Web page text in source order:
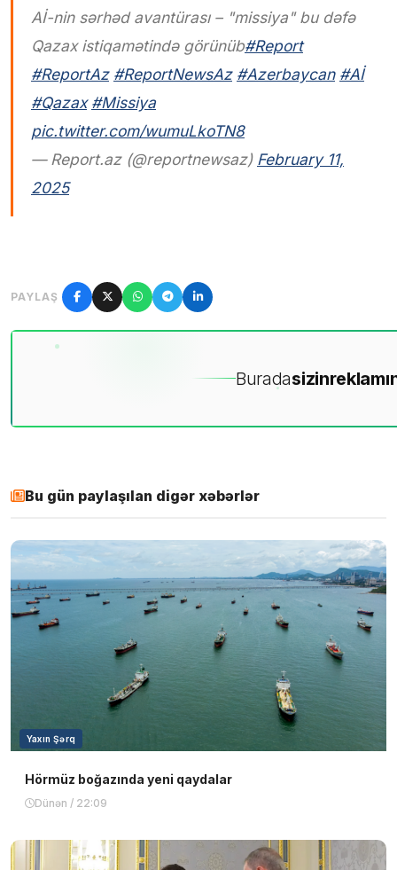
Aİ-nin sərhəd avantürası – "missiya" bu dəfə
Qazax istiqamətində görünüb#Report
#ReportAz #ReportNewsAz #Azerbaycan #Aİ
#Qazax #Missiya
pic.twitter.com/wumuLkoTN8
— Report.az (@reportnewsaz) February 11,
2025
PAYLAŞ
Buradasizin
Bu gün paylaşılan digər xəbərlər
Yaxın Şərq
Hörmüz boğazında yeni qaydalar
Dünən / 22:09